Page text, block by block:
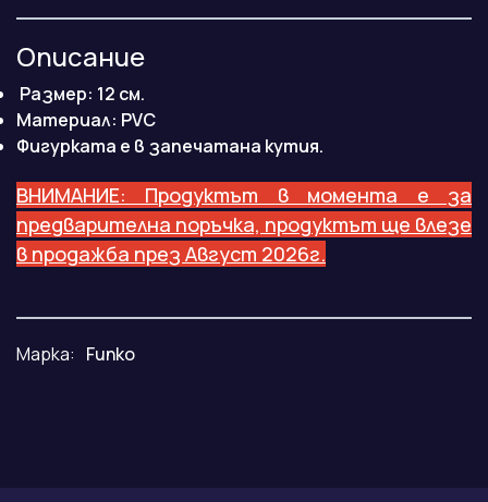
Описание
Размер: 12 см.
Maтериал: PVC
Фигурката е в запечатана кутия.
ВНИМАНИЕ: Продуктът в момента е за
предварителна поръчка, продуктът ще влезе
в продажба през Август 2026г.
Марка: Funko